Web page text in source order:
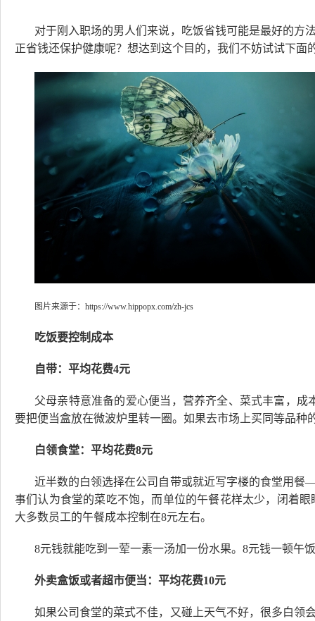
对于刚入职场的男 人们来说，吃饭省钱可能是最好的方
正省钱还保护健康呢？想达到这个目的，我们不妨试试下面
图片来源于： https://www.hippopx.com/zh-jcs
吃饭要控制成本
自带：平均花费4元
父母亲特意准备的爱心便当，营养齐全、菜式丰富，
要把便当盒放在微波炉里转一圈。如果去市场上买同等品种
白领食堂：平均花费8元
近半数的白领选择在公司自带或就近写字楼的食堂用
事们认为食堂的菜吃不饱，而单位的午餐花样太少，闭着
大多数员工的午餐成本控制在8元左右。
8元钱就能吃到一荤一素一汤加一份水果。8元钱一顿午
外卖盒饭或者超市便当：平均花费10元
如果公司食堂的菜式不佳，又碰上天气不好，很多白领